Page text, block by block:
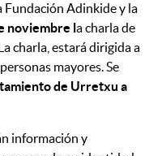
Fundación Adinkide y la
noviembre la charla de
charla, estará dirigida a
mayores. Se
de Urretxu a
información y